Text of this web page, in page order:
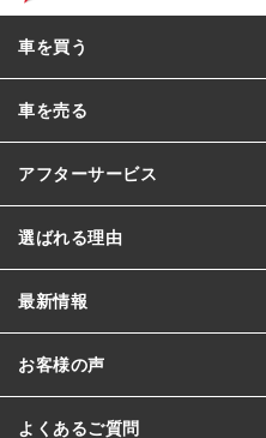
車を買う
車を売る
アフターサービス
選ばれる理由
最新情報
お客様の声
よくあるご質問